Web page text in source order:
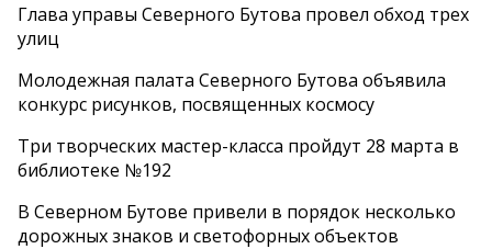
Глава управы Северного Бутова провел обход трех
улиц
Молодежная палата Северного Бутова объявила
конкурс рисунков, посвященных космосу
Три творческих мастер-класса пройдут 28 марта в
библиотеке №192
В Северном Бутове привели в порядок несколько
дорожных знаков и светофорных объектов